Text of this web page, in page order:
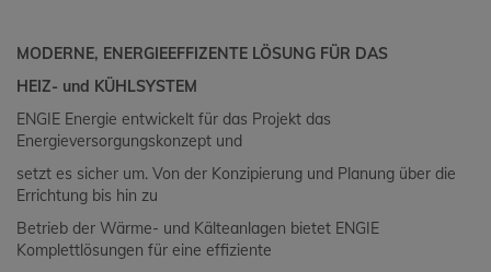
MODERNE, ENERGIEEFFIZENTE LÖSUNG FÜR DAS
HEIZ- und KÜHLSYSTEM
ENGIE Energie entwickelt für das Projekt das
Energieversorgungskonzept und
setzt es sicher um. Von der Konzipierung und Planung über die
Errichtung bis hin zu
Betrieb der Wärme- und Kälteanlagen bietet ENGIE
Komplettlösungen für eine effiziente